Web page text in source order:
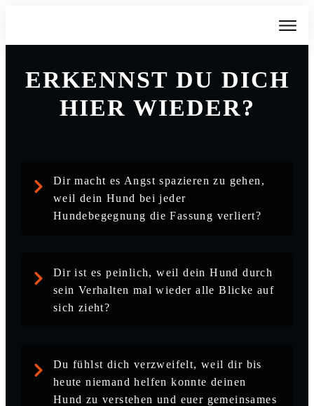
ERKENNST DU DICH
HIER WIEDER?
Dir macht es Angst spazieren zu gehen,
weil dein Hund bei jeder
Hundebegegnung die Fassung verliert?
Dir ist es peinlich, weil dein Hund durch
sein Verhalten mal wieder alle Blicke auf
sich zieht?
Du fühlst dich verzweifelt, weil dir bis
heute niemand helfen konnte deinen
Hund zu verstehen und euer gemeinsames